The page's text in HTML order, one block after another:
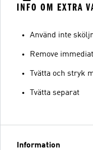
INFO OM EXTRA
Använd inte
Remove
Tvätta och stryk
Tvätta separat
Information